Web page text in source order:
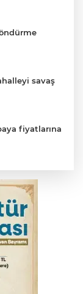
savaş
fiyatlarına
geçit yok